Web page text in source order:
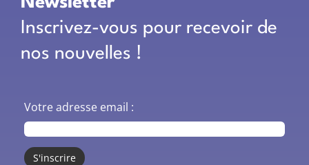
Inscrivez-vous pour recevoir de
nos nouvelles !
Votre adresse email :